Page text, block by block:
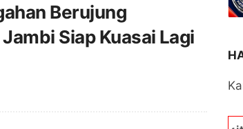
Berujung
Siap Kuasai Lagi